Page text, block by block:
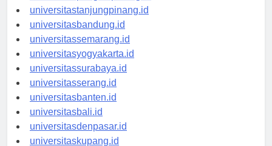
universitaspangkalpinang.id
universitastanjungpinang.id
universitasbandung.id
universitassemarang.id
universitasyogyakarta.id
universitassurabaya.id
universitasserang.id
universitasbanten.id
universitasbali.id
universitasdenpasar.id